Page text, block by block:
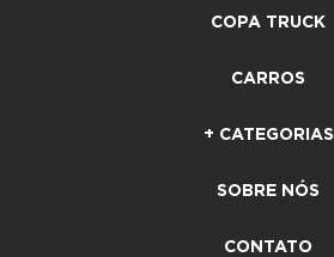
COPA TRUCK
CARROS
+ CATEGORIAS
SOBRE NÓS
CONTATO